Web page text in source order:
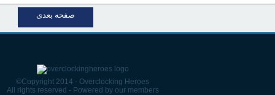
صفحه بعدی
©Copyright 2014 - Overclocking Heroes
All rights reserved - Powered by our members